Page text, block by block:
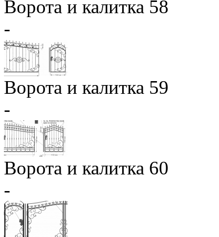
Ворота и калитка 58
-
Ворота и калитка 59
-
Ворота и калитка 60
-